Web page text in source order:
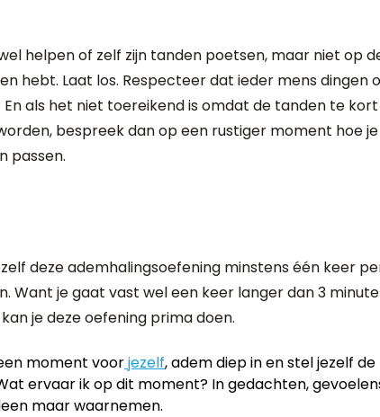
helpen of zelf zijn tanden poetsen, maar niet op
hebt. Laat los. Respecteer dat ieder mens dingen
als het niet toereikend is omdat de tanden te
bespreek dan op een rustiger moment hoe
passen.
deze ademhalingsoefening minstens één keer
Want je gaat vast wel een keer langer dan 3
je deze oefening prima doen.
moment voorjezelf, adem diep in en stel jezelf de
ervaar ik op dit moment? In gedachten,
maar waarnemen.